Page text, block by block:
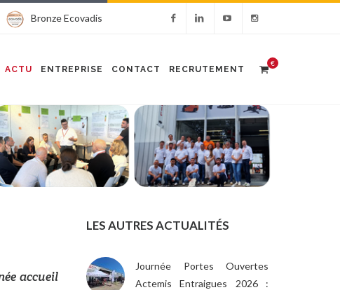
Bronze Ecovadis
ACTU ENTREPRISE CONTACT RECRUTEMENT
€
accueil
LES AUTRES ACTUALITÉS
Journée Portes Ouvertes
Actemis Entraigues 2026 :